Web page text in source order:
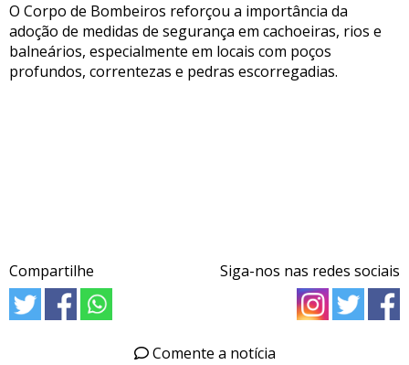
O Corpo de Bombeiros reforçou a importância da
adoção de medidas de segurança em cachoeiras, rios e
balneários, especialmente em locais com poços
profundos, correntezas e pedras escorregadias.
Compartilhe Siga-nos nas redes sociais
Comente a notícia